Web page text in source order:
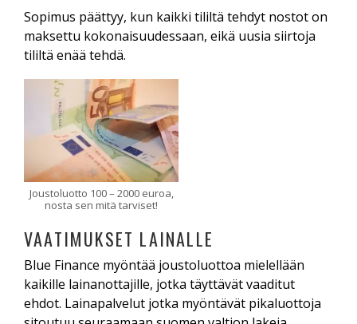
Sopimus päättyy, kun kaikki tililtä tehdyt nostot on
maksettu kokonaisuudessaan, eikä uusia siirtoja
tililtä enää tehdä.
Joustoluotto 100 – 2000 euroa,
nosta sen mitä tarviset!
VAATIMUKSET LAINALLE
Blue Finance myöntää joustoluottoa mielellään
kaikille lainanottajille, jotka täyttävät vaaditut
ehdot. Lainapalvelut jotka myöntävät pikaluottoja